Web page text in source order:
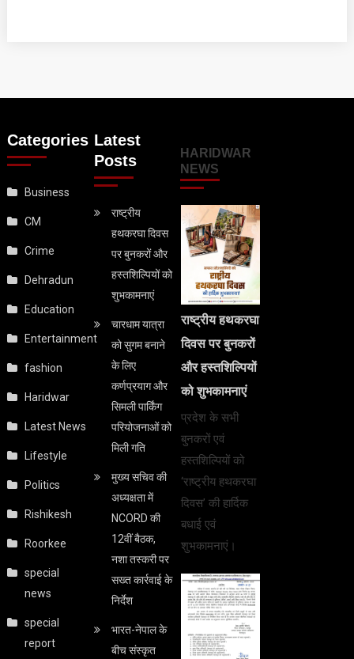
Categories
Business
CM
Crime
Dehradun
Education
Entertainment
fashion
Haridwar
Latest News
Lifestyle
Politics
Rishikesh
Roorkee
special
news
special
report
Latest
Posts
राष्ट्रीय
हथकरघा दिवस
पर बुनकरों और
हस्तशिल्पियों को
शुभकामनाएं
चारधाम यात्रा
को सुगम बनाने
के लिए
कर्णप्रयाग और
सिमली पार्किंग
परियोजनाओं को
मिली गति
मुख्य सचिव की
अध्यक्षता में
NCORD की
12वीं बैठक,
नशा तस्करी पर
सख्त कार्रवाई के
निर्देश
भारत-नेपाल के
बीच संस्कृत
HARIDWAR
NEWS
राष्ट्रीय हथकरघा
दिवस पर बुनकरों
और हस्तशिल्पियों
को शुभकामनाएं
प्रदेश के सभी
बुनकरों एवं
हस्तशिल्पियों को
‘राष्ट्रीय हथकरघा
दिवस’ की हार्दिक
बधाई एवं
शुभकामनाएं।